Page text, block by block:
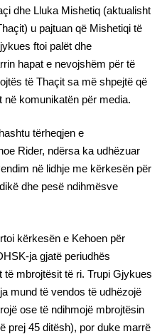
dhe Lluka Mishetiq (aktualisht
u pajtuan që Mishetiqi të
ftoi palët dhe
hapat e nevojshëm për të
të Thaçit sa më shpejtë që
në komunikatën për media.
tërheqjen e
Rider, ndërsa ka udhëzuar
në lidhje me kërkesën për
dhe pesë ndihmësve
kërkesën e Kehoen për
ja gjatë periudhës
mbrojtësit të ri. Trupi Gjykues
mund të vendos të udhëzojë
ose të ndihmojë mbrojtësin
prej 45 ditësh), por duke marrë